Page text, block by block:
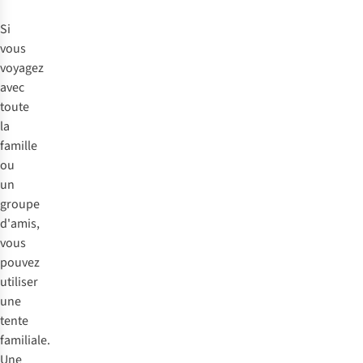
Si
vous
voyagez
avec
toute
la
famille
ou
un
groupe
d'amis,
vous
pouvez
utiliser
une
tente
familiale.